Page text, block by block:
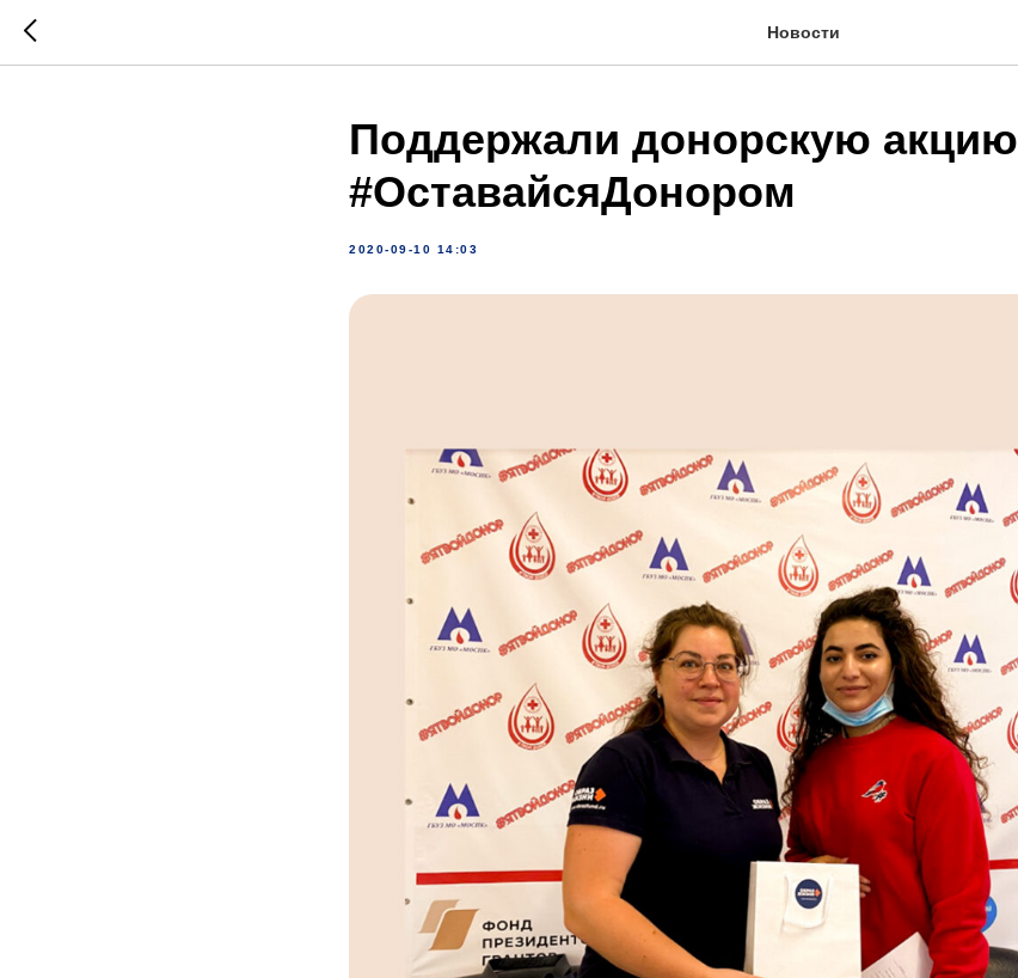
Новости
Поддержали донорскую акцию
#ОставайсяДонором
2020-09-10 14:03